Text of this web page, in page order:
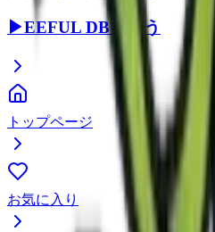
▶EEFUL DBを使う
トップページ
お気に入り